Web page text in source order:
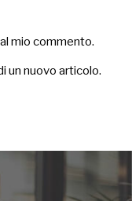
mio commento.
un nuovo articolo.